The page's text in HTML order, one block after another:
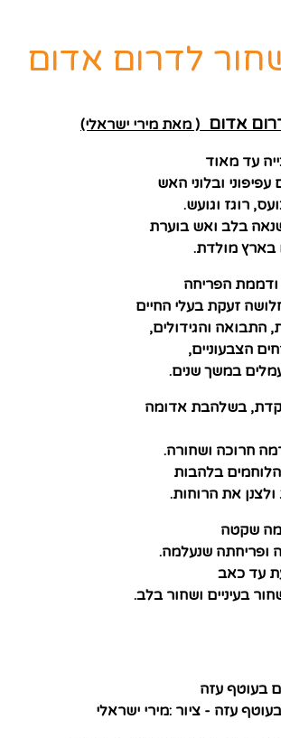
לדרום אדום
אדום ( מאת מירי ישראלי)
עד מאוד
ובלוני האש
רוגז וגועש.
בלב ואש בוערת
בארץ מולדת.
ודממת הפריחה
זעקת בעלי החיים
התבואה והגידולים,
הצבעוניים,
במשך שנים.
יוקדת, בשלהבת אדומה
חרוכה ושחורה.
בלהבות
את הרוחות.
שקטה
ופריחתה שנעלמה.
עד כאב
בעיניים ושחור בלב.
עזה - ציור :מירי ישראלי